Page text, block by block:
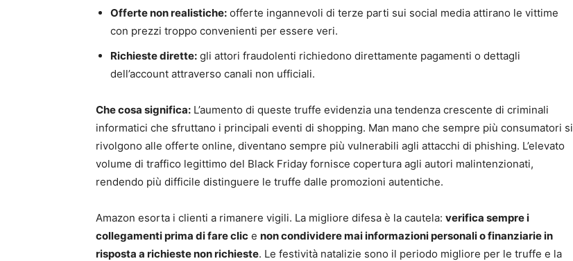
Offerte non realistiche: offerte ingannevoli di terze parti sui social media attirano le vittime
con prezzi troppo convenienti per essere veri.
Richieste dirette: gli attori fraudolenti richiedono direttamente pagamenti o dettagli
dell’account attraverso canali non ufficiali.
Che cosa significa: L’aumento di queste truffe evidenzia una tendenza crescente di criminali
informatici che sfruttano i principali eventi di shopping. Man mano che sempre più consumatori si
rivolgono alle offerte online, diventano sempre più vulnerabili agli attacchi di phishing. L’elevato
volume di traffico legittimo del Black Friday fornisce copertura agli autori malintenzionati,
rendendo più difficile distinguere le truffe dalle promozioni autentiche.
Amazon esorta i clienti a rimanere vigili. La migliore difesa è la cautela: verifica sempre i
collegamenti prima di fare clic e non condividere mai informazioni personali o finanziarie in
risposta a richieste non richieste. Le festività natalizie sono il periodo migliore per le truffe e la